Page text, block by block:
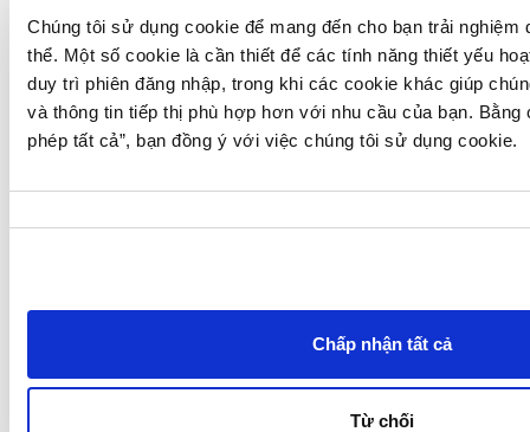
Chúng tôi sử dụng cookie để mang đến cho bạn trải nghiệm
thể. Một số cookie là cần thiết để các tính năng thiết yếu
duy trì phiên đăng nhập, trong khi các cookie khác giúp
và thông tin tiếp thị phù hợp hơn với nhu cầu của bạn.
phép tất cả”, bạn đồng ý với việc chúng tôi sử dụng cookie.
thuận
Chấp nhận tất cả
Từ chối